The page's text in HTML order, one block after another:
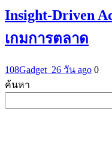
Insight-Driven
เกมการตลาด
108Gadget_26 วัน ago 0
ค้นหา